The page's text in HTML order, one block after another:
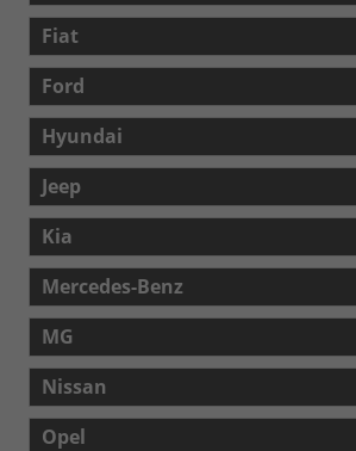
Fiat
Ford
Hyundai
Jeep
Kia
Mercedes-Benz
MG
Nissan
Opel